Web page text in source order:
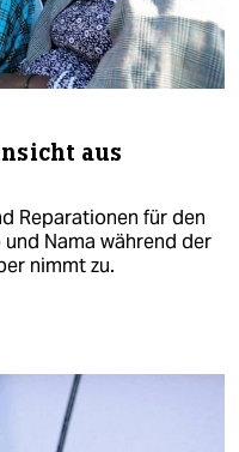
aus
Reparationen für den
Nama während der
nimmt zu.